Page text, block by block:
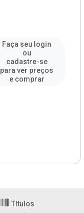
Faça seu login
ou
cadastre-se
para ver preços
e comprar
Títulos